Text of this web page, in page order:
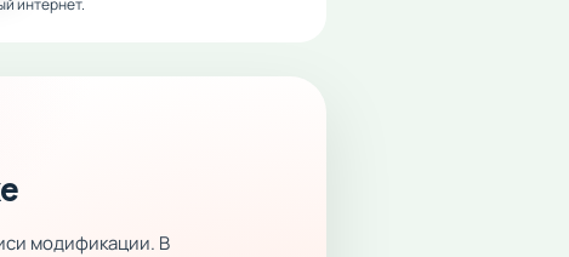
интернет.
модификации. В